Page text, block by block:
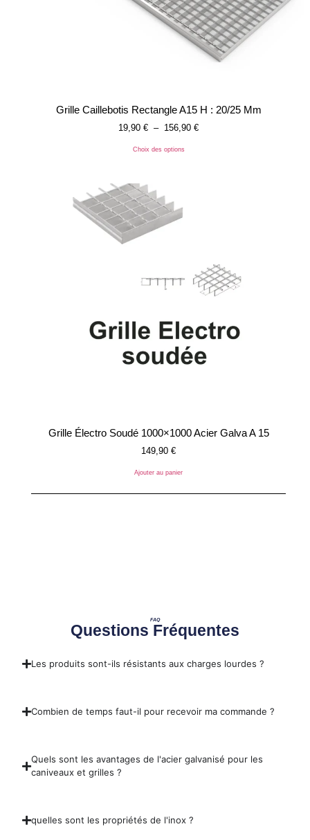
Grille Caillebotis Rectangle A15 H : 20/25 Mm
19,90 € – 156,90 €
Choix des options
Grille Électro Soudé 1000×1000 Acier Galva A 15
149,90 €
Ajouter au panier
FAQ
Questions Fréquentes
Les produits sont-ils résistants aux charges lourdes ?
Combien de temps faut-il pour recevoir ma commande ?
Quels sont les avantages de l'acier galvanisé pour les
caniveaux et grilles ?
quelles sont les propriétés de l'inox ?